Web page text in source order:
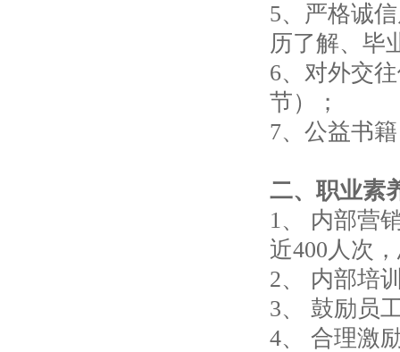
5、严格诚
历了解、毕
6、对外交
节）；
7、公益书
二、职业素
1、 内部营
近400人次
2、 内部培
3、 鼓励员
4、 合理激